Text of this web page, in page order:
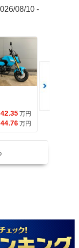
08/10 -
42.35 万円
44.76 万円